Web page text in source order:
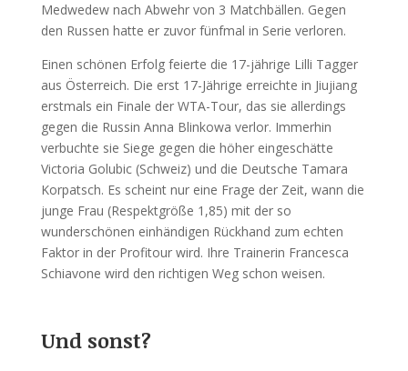
Medwedew nach Abwehr von 3 Matchbällen. Gegen
den Russen hatte er zuvor fünfmal in Serie verloren.
Einen schönen Erfolg feierte die 17-jährige Lilli Tagger
aus Österreich. Die erst 17-Jährige erreichte in Jiujiang
erstmals ein Finale der WTA-Tour, das sie allerdings
gegen die Russin Anna Blinkowa verlor. Immerhin
verbuchte sie Siege gegen die höher eingeschätte
Victoria Golubic (Schweiz) und die Deutsche Tamara
Korpatsch. Es scheint nur eine Frage der Zeit, wann die
junge Frau (Respektgröße 1,85) mit der so
wunderschönen einhändigen Rückhand zum echten
Faktor in der Profitour wird. Ihre Trainerin Francesca
Schiavone wird den richtigen Weg schon weisen.
Und sonst?